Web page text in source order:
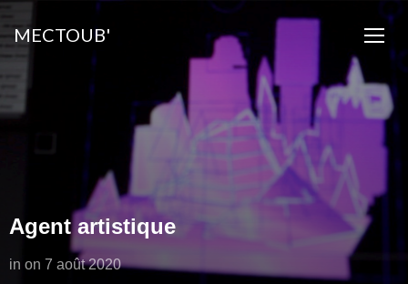
MECTOUB'
Agent artistique
in on 7 août 2020